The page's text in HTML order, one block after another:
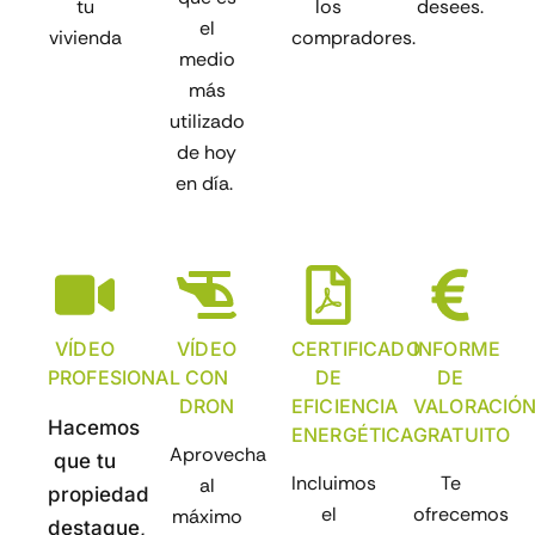
tu
vivienda
el
medio
más
utilizado
de hoy
en día.
los
compradores.
desees.
VÍDEO
PROFESIONAL
Hacemos
que tu
propiedad
destaque,
VÍDEO
CON
DRON
Aprovecha
al
máximo
CERTIFICADO
DE
EFICIENCIA
ENERGÉTICA
Incluimos
el
INFORME
DE
GRATUITO
Te
ofrecemos